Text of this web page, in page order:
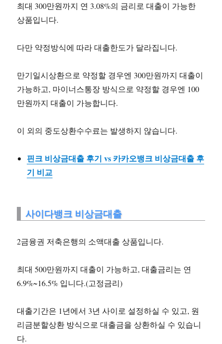
최대 300만원까지 연 3.08%의 금리로 대출이 가능한
상품입니다.
다만 약정방식에 따라 대출한도가 달라집니다.
만기일시상환으로 약정할 경우엔 300만원까지 대출이
가능하고, 마이너스통장 방식으로 약정할 경우엔 100
만원까지 대출이 가능합니다.
이 외의 중도상환수수료는 발생하지 않습니다.
핀크 비상금대출 후기 vs 카카오뱅크 비상금대출 후
기 비교
사이다뱅크 비상금대출
2금융권 저축은행의 소액대출 상품입니다.
최대 500만원까지 대출이 가능하고, 대출금리는 연
6.9%~16.5% 입니다.(고정금리)
대출기간은 1년에서 3년 사이로 설정하실 수 있고, 원
리금분할상환 방식으로 대출금을 상환하실 수 있습니
다.